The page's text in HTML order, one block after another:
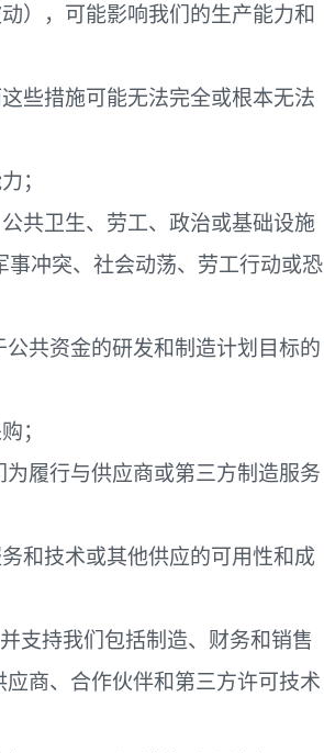
），可能影响我们的生产能力和
些措施可能无法完全或根本无法
；
共卫生、劳工、政治或基础设施
冲突、社会动荡、劳工行动或恐
共资金的研发和制造计划目标的
；
履行与供应商或第三方制造服务
和技术或其他供应的可用性和成
支持我们包括制造、财务和销售
商、合作伙伴和第三方许可技术